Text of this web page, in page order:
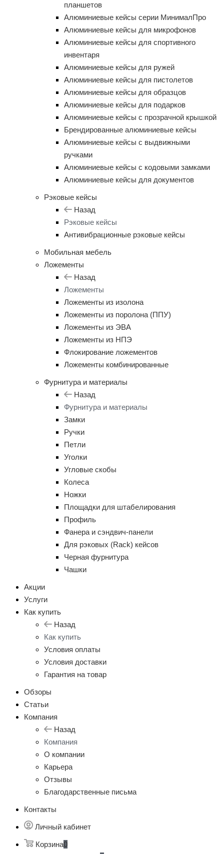
планшетов
Алюминиевые кейсы серии МинималПро
Алюминиевые кейсы для микрофонов
Алюминиевые кейсы для спортивного
инвентаря
Алюминиевые кейсы для ружей
Алюминиевые кейсы для пистолетов
Алюминиевые кейсы для образцов
Алюминиевые кейсы для подарков
Алюминиевые кейсы с прозрачной крышкой
Брендированные алюминиевые кейсы
Алюминиевые кейсы с выдвижными
ручками
Алюминиевые кейсы с кодовыми замками
Алюминиевые кейсы для документов
Рэковые кейсы
Назад
Рэковые кейсы
Антивибрационные рэковые кейсы
Мобильная мебель
Ложементы
Назад
Ложементы
Ложементы из изолона
Ложементы из поролона (ППУ)
Ложементы из ЭВА
Ложементы из НПЭ
Флокирование ложементов
Ложементы комбинированные
Фурнитура и материалы
Назад
Фурнитура и материалы
Замки
Ручки
Петли
Уголки
Угловые скобы
Колеса
Ножки
Площадки для штабелирования
Профиль
Фанера и сэндвич-панели
Для рэковых (Rack) кейсов
Черная фурнитура
Чашки
Акции
Услуги
Как купить
Назад
Как купить
Условия оплаты
Условия доставки
Гарантия на товар
Обзоры
Статьи
Компания
Назад
Компания
О компании
Карьера
Отзывы
Благодарственные письма
Контакты
Личный кабинет
Корзина0